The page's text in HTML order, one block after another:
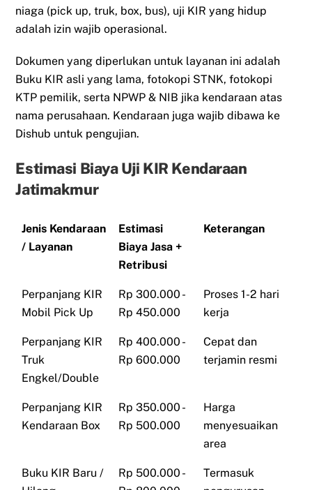
niaga (pick up, truk, box, bus), uji KIR yang hidup
adalah izin wajib operasional.
Dokumen yang diperlukan untuk layanan ini adalah
Buku KIR asli yang lama, fotokopi STNK, fotokopi
KTP pemilik, serta NPWP & NIB jika kendaraan atas
nama perusahaan. Kendaraan juga wajib dibawa ke
Dishub untuk pengujian.
Estimasi Biaya Uji KIR Kendaraan
Jatimakmur
Jenis Kendaraan
/ Layanan
Estimasi
Biaya Jasa +
Retribusi
Keterangan
Perpanjang KIR
Mobil Pick Up
Rp 300.000 -
Rp 450.000
Proses 1-2 hari
kerja
Perpanjang KIR
Truk
Engkel/Double
Rp 400.000 -
Rp 600.000
Cepat dan
terjamin resmi
Perpanjang KIR
Kendaraan Box
Rp 350.000 -
Rp 500.000
Harga
menyesuaikan
area
Buku KIR Baru /
Rp 500.000 -
Termasuk